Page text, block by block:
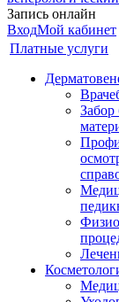
Запись онлайн
ВходМой кабинет
Платные услуги
Забор